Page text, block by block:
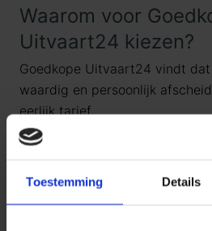
Toestemming Details
Waarom voor
Uitvaart24 kiezen?
Goedkope Uitvaart24 vindt dat
waardig en persoonlijk
eerlijk tarief.
Daarom kiezen wij ervoor
jarenlange ervaring bieden wij
aansluiten bij de meest